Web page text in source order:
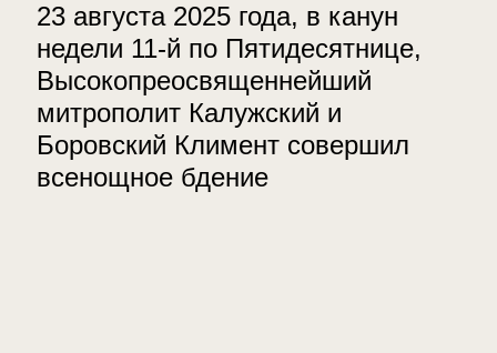
23 августа 2025 года, в канун
недели 11-й по Пятидесятнице,
Высокопреосвященнейший
митрополит Калужский и
Боровский Климент совершил
всенощное бдение